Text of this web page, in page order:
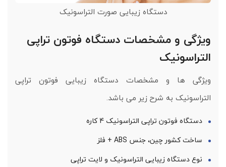
دستگاه زیبایی صورت التراسونیک
ویژگی و مشخصات دستگاه فوتون تراپی
التراسونیک
ویژگی ها و مشخصات دستگاه زیبایی فوتون تراپی
التراسونیک به شرح زیر می باشد.
دستگاه فوتون تراپی التراسونیک 4 کاره
ساخت کشور چین، جنس ABS + فلز
نوع دستگاه زیبایی التراسونیک و لایت تراپی